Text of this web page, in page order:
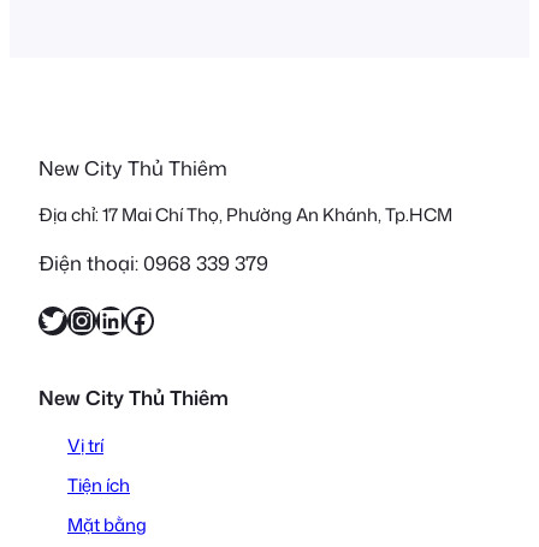
New City Thủ Thiêm
Địa chỉ: 17 Mai Chí Thọ, Phường An Khánh, Tp.HCM
Điện thoại: 0968 339 379
Twitter InstagramLinkedIn Facebook
New City Thủ Thiêm
Vị trí
Tiện ích
Mặt bằng